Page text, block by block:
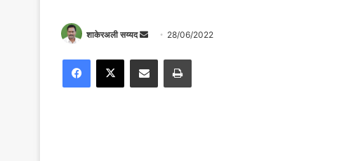
शाकेरअली सय्यद
Send
email
28/06/2022
Facebook
X Share via Email Print